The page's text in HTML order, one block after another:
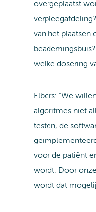
overgeplaatst
van het plaatsen
welke dosering
Elbers: “We
algoritmes niet
testen, de
voor de patiënt
wordt. Door
wordt dat